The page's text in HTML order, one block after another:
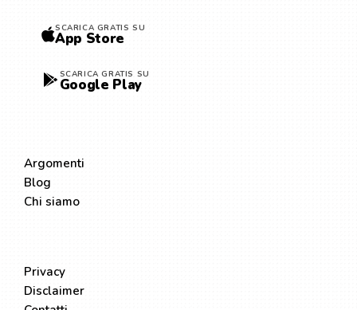
SCARICA GRATIS SU
App Store
SCARICA GRATIS SU
Google Play
Argomenti
Blog
Chi siamo
Privacy
Disclaimer